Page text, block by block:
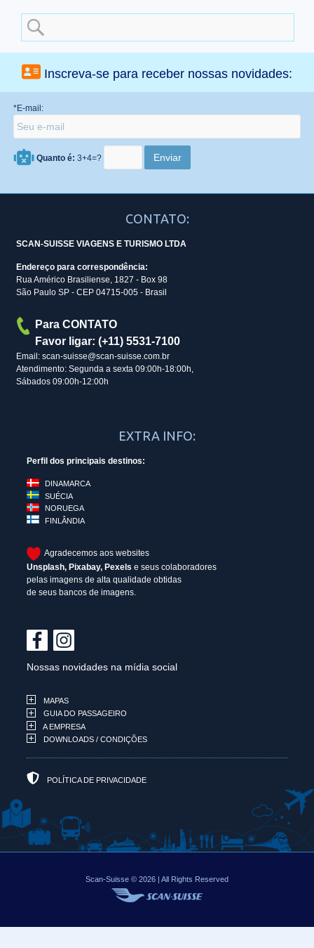
Search
for:
Inscreva-se para receber nossas novidades:
*E-mail:
Quanto é: 3+4=?
CONTATO:
SCAN-SUISSE VIAGENS E TURISMO LTDA
Endereço para correspondência:
Rua Américo Brasiliense, 1827 - Box 98
São Paulo SP - CEP 04715-005 - Brasil
Para CONTATO
Favor ligar: (+11) 5531-7100
Email: scan-suisse@scan-suisse.com.br
Atendimento: Segunda a sexta 09:00h-18:00h,
Sábados 09:00h-12:00h
EXTRA INFO:
Perfil dos principais destinos:
DINAMARCA
SUÉCIA
NORUEGA
FINLÂNDIA
Agradecemos aos websites
Unsplash, Pixabay, Pexels e seus colaboradores
pelas imagens de alta qualidade obtidas
de seus bancos de imagens.
Nossas novidades na mídia social
MAPAS
GUIA DO PASSAGEIRO
A EMPRESA
DOWNLOADS / CONDIÇÕES
POLÍTICA DE PRIVACIDADE
Scan-Suisse © 2026 | All Rights Reserved